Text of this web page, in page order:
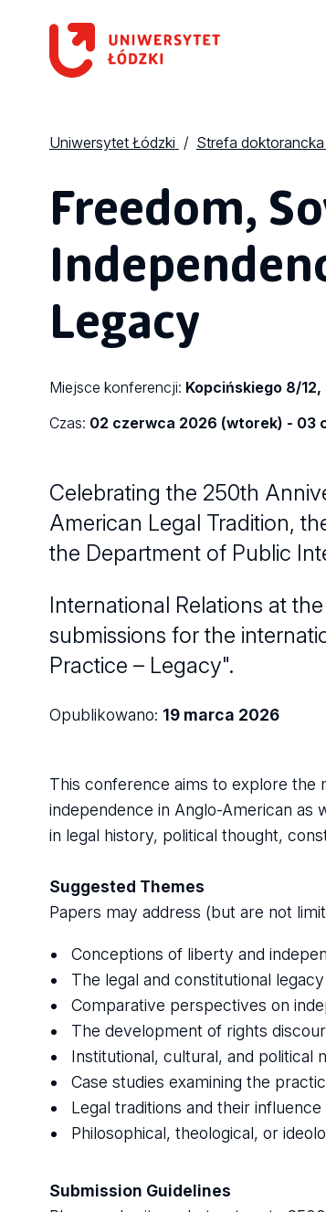
Uniwersytet Łódzki Strefa doktorancka
Freedom,
Legacy
Miejsce konferencji: Kopcińskiego 8/
Czas: 02 czerwca 2026 (wtorek) - 03
Celebrating the 250th
American Legal Tradition,
the Department of Public
International Relations at
submissions for the
Practice – Legacy".
Opublikowano: 19 marca 2026
This conference aims to explore the
independence in Anglo-American as
in legal history, political thought,
Suggested Themes
Papers may address (but are not
Conceptions of liberty and
The legal and constitutional
Comparative perspectives on
The development of rights
Institutional, cultural, and political
Case studies examining the
Legal traditions and their
Philosophical, theological, or
Submission Guidelines